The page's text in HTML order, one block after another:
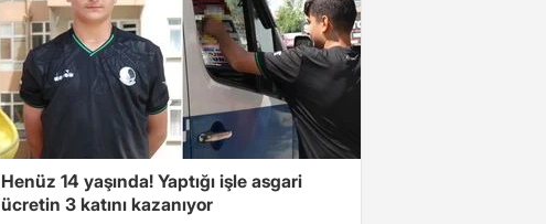
Henüz 14 yaşında! Yaptığı işle asgari
ücretin 3 katını kazanıyor